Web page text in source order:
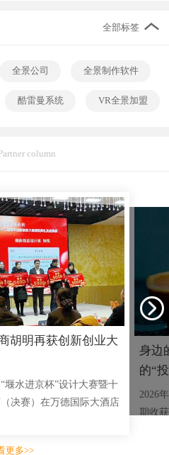
全部标签
全景公司 全景制作软件
酷雷曼系统 VR全景加盟
column
胡明再获创新创业大
堰水进京杯”设计大赛暨十
决赛）在万德国际大酒店
身边
的“
2026
期收
更多>>